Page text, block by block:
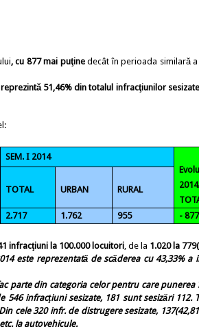
,cu 877 mai puţinedecât în perioada similară
51,46% din totalul infracţiunilor
SEM. I 2014
TOTAL URBAN RURAL
2.717 1.762 955 - 877
infracţiuni la 100.000 locuitori, de la 1.020 la
reprezentată de scăderea cu 43,33% a
parte din categoria celorpentru care punerea
546 infracţiuni sesizate, 181 sunt sesizări 112.
cele 320 infr. de distrugere sesizate,
la autovehicule.